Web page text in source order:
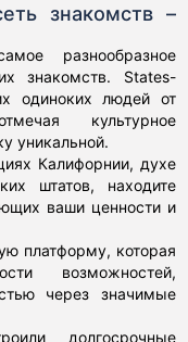
знакомств –
разнообразное
знакомств. States-
одиноких людей от
культурное
уникальной.
Калифорнии, духе
штатов, находите
ваши ценности и
платформу, которая
возможностей,
через значимые
долгосрочные